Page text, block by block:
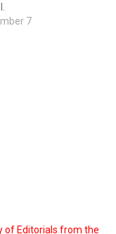
7
of Editorials from the